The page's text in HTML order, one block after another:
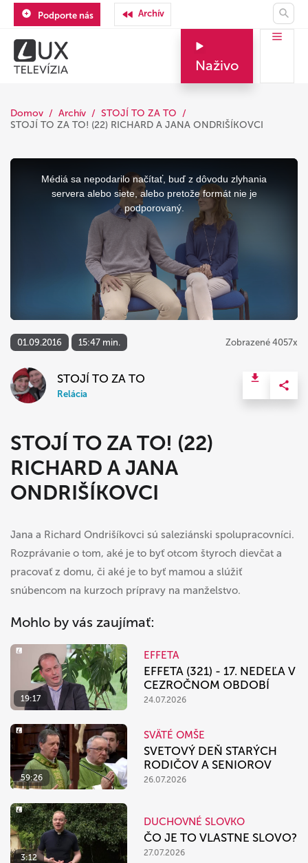
Podporte nás Archív
Naživo
Domov Archív
STOJÍ TO ZA TO
STOJÍ TO ZA TO! (22) RICHARD A JANA ONDRIŠÍKOVCI
This
Médiá sa nepodarilo načítať, buď z dôvodu zlyhania
servera alebo siete, alebo pretože formát nie je
podporovaný.
01.09.2016 15:47 min. Zobrazené 4057x
STOJÍ TO ZA TO
Relácia
STOJÍ TO ZA TO! (22)
RICHARD A JANA
ONDRIŠÍKOVCI
Jana a Richard Ondrišíkovci sú saleziánski spolupracovníci.
Rozprávanie o tom, aké je to byť otcom štyroch dievčat a
pracovať z domu, či aké je to byť mamou a slúžiť
snúbencom na kurzoch prípravy na manželstvo.
Mohlo by vás zaujímať:
19:17
EFFETA
EFFETA (321) - 17. NEDEĽA V
CEZROČNOM OBDOBÍ
24.07.2026
59:26
SVÄTÉ OMŠE
SVETOVÝ DEŇ STARÝCH
RODIČOV A SENIOROV
26.07.2026
3:12
DUCHOVNÉ SLOVKO
ČO JE TO VLASTNE SLOVO?
27.07.2026